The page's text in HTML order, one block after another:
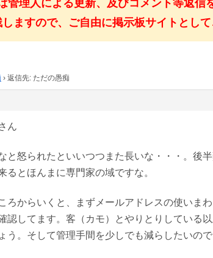
管理人による更新、及びコメント等返信
ますので、ご自由に掲示板サイトとして
› 返信先: ただの愚痴
ん
と怒られたといいつつまた長いな・・・。後
るとほんまに専門家の域ですな。
ろからいくと、まずメールアドレスの使いま
認してます。客（カモ）とやりとりしている
う。そして管理手間を少しでも減らしたいので